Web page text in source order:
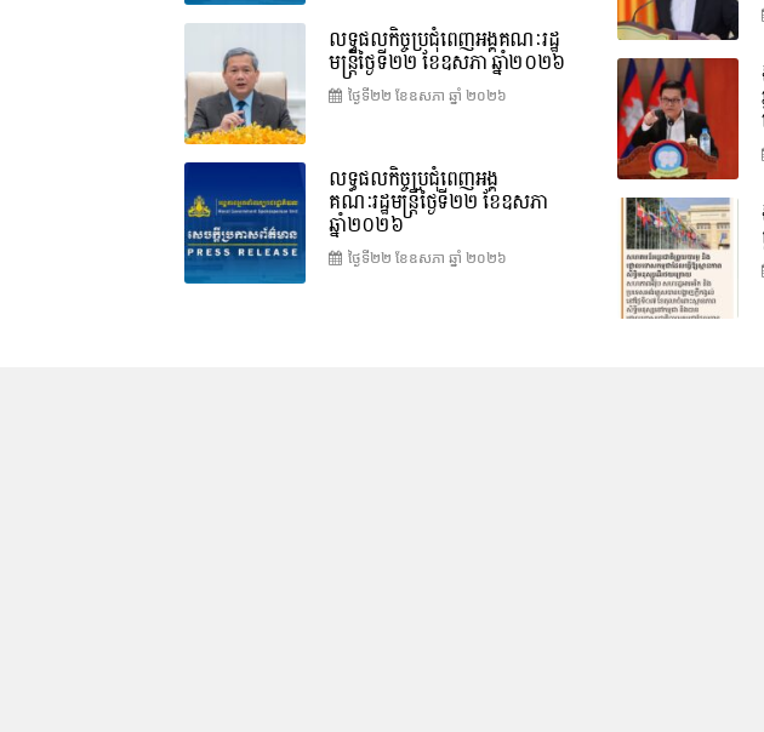
លទ្ធផលកិច្ចប្រជុំពេញអង្គគណៈរដ្ឋ
មន្ត្រីថ្ងៃទី២២ ខែឧសភា ឆ្នាំ២០២៦
ថ្ងៃទី២២ ខែ​ឧសភា ឆ្នាំ ២០២៦
លទ្ធផលកិច្ចប្រជុំពេញអង្គ
គណៈរដ្ឋមន្រ្តីថ្ងៃទី២២ ខែឧសភា
ឆ្នាំ២០២៦
ថ្ងៃទី២២ ខែ​ឧសភា ឆ្នាំ ២០២៦